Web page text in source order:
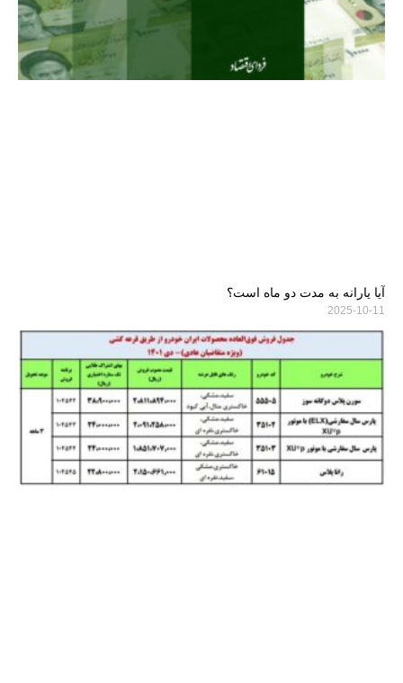
آیا یارانه به مدت دو ماه است؟
2025-10-11